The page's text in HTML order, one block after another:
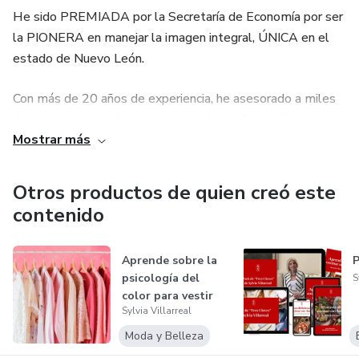
He sido PREMIADA por la Secretaría de Economía por ser
la PIONERA en manejar la imagen integral, ÚNICA en el
estado de Nuevo León.
Con más de 20 años de experiencia, he asesorado a miles
ayudándoles a proyectar su grandeza interior y su
se comunican y se comportan.
En mis cursos, seminarios, conferencias y talleres...
…Los participantes adquieren las herramientas necesarias
para potenciar su imagen externa y fortalecer su
autoestima y seguridad personal.
Mi compromiso, ofrecerte una asesoría de imagen integral
Mostrar más
Otros productos de quien creó este
contenido
Aprende sobre la
psicología del
color para vestir
Sylvia Villarreal
Moda y Belleza